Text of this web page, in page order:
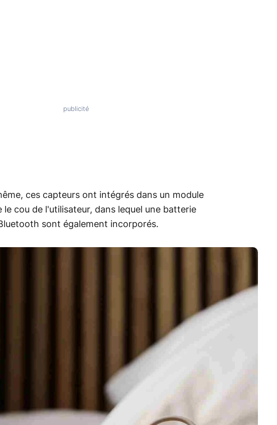
ces capteurs ont intégrés dans un module
le cou de l'utilisateur, dans lequel une batterie
sont également incorporés.